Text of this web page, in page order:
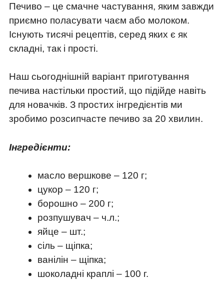
Печиво – це смачне частування, яким завжди
приємно поласувати чаєм або молоком.
Існують тисячі рецептів, серед яких є як
складні, так і прості.
Наш сьогоднішній варіант приготування
печива настільки простий, що підійде навіть
для новачків. З простих інгредієнтів ми
зробимо розсипчасте печиво за 20 хвилин.
Інгредієнти:
масло вершкове – 120 г;
цукор – 120 г;
борошно – 200 г;
розпушувач – ч.л.;
яйце – шт.;
сіль – щіпка;
ванілін – щіпка;
шоколадні краплі – 100 г.